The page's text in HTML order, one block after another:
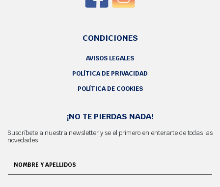
CONDICIONES
AVISOS LEGALES
POLÍTICA DE PRIVACIDAD
POLÍTICA DE COOKIES
¡NO TE PIERDAS NADA!
Suscríbete a nuestra newsletter y se el primero en enterarte de todas las
novedades
NOMBRE Y APELLIDOS